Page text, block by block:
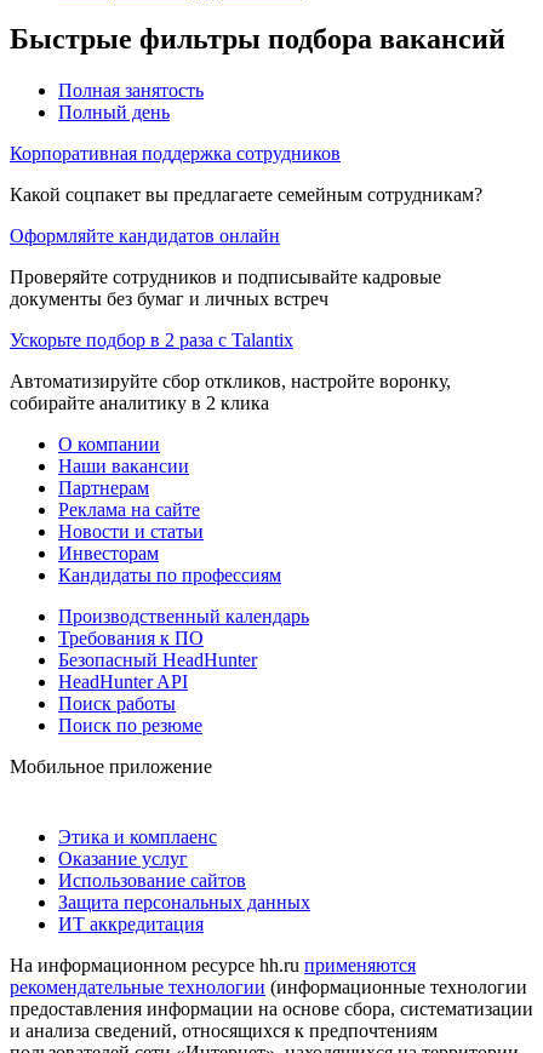
Быстрые фильтры подбора вакансий
Полная занятость
Полный день
Корпоративная поддержка сотрудников
Какой соцпакет вы предлагаете семейным сотрудникам?
Оформляйте кандидатов онлайн
Проверяйте сотрудников и подписывайте кадровые
документы без бумаг и личных встреч
Ускорьте подбор в 2 раза с Talantix
Автоматизируйте сбор откликов, настройте воронку,
собирайте аналитику в 2 клика
О компании
Наши вакансии
Партнерам
Реклама на сайте
Новости и статьи
Инвесторам
Кандидаты по профессиям
Производственный календарь
Требования к ПО
Безопасный HeadHunter
HeadHunter API
Поиск работы
Поиск по резюме
Мобильное приложение
Этика и комплаенс
Оказание услуг
Использование сайтов
Защита персональных данных
ИТ аккредитация
На информационном ресурсе hh.ru применяются
рекомендательные технологии (информационные технологии
предоставления информации на основе сбора, систематизации
и анализа сведений, относящихся к предпочтениям